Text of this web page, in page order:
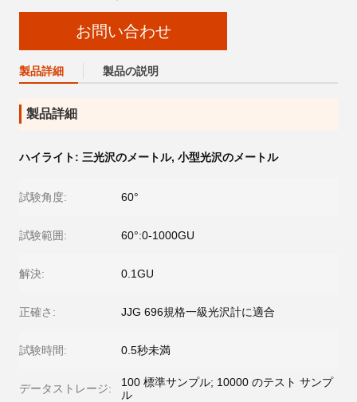
お問い合わせ
製品詳細 製品の説明
製品詳細
ハイライト: 三光沢のメートル, 小型光沢のメートル
試験角度: 60°
試験範囲: 60°:0-1000GU
解決: 0.1GU
正確さ: JJG 696規格一級光沢計に適合
試験時間: 0.5秒未満
データストレージ:
100 標準サンプル; 10000 のテスト サンプ
ル